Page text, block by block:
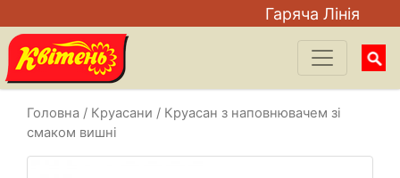
Гаряча Лiнiя
for:
Головна / Круасани / Круасан з наповнювачем зі
смаком вишні